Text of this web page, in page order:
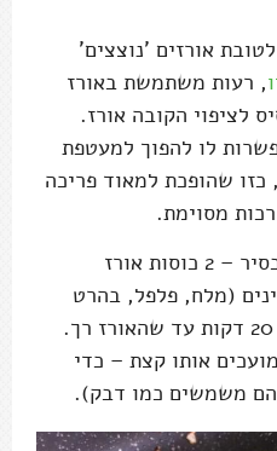
אורזים 'נוצצים'
, רעות משתמשת באורז
לציפוי הקובה אורז.
לו להפוך למעטפת
שהופכת למאוד פריכה
מסוימת.
את האורז הפרסי מבשלים בסיר – 2 כוסות אורז
ותבלינים (מלח, פלפל, בהרט
וכורכום), ואז הכל מתבשל 20 דקות עד שהאורז רך.
אותו קצת – כדי
משמשים כמו דבק).